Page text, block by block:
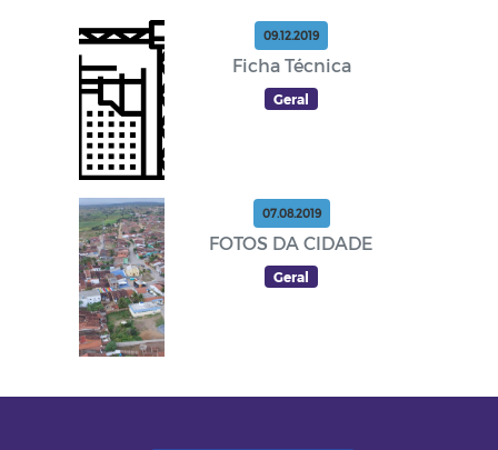
09.12.2019
Ficha Técnica
Geral
07.08.2019
FOTOS DA CIDADE
Geral